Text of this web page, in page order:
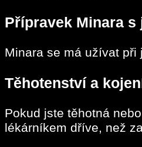
Přípravek Minara s
Minara se má užívat při
Těhotenství a
Pokud jste těhotná
lékárníkem dříve, než